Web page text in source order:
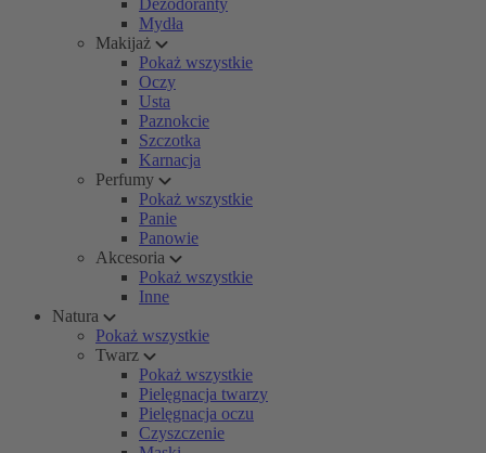
Dezodoranty
Mydła
Makijaż
Pokaż wszystkie
Oczy
Usta
Paznokcie
Szczotka
Karnacja
Perfumy
Pokaż wszystkie
Panie
Panowie
Akcesoria
Pokaż wszystkie
Inne
Natura
Pokaż wszystkie
Twarz
Pokaż wszystkie
Pielęgnacja twarzy
Pielęgnacja oczu
Czyszczenie